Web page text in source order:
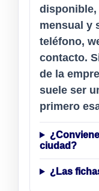
mensual y
teléfono,
contacto.
de la
suele ser
primero
ciudad?
¿Las